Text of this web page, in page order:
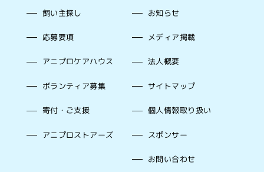
飼い主探し
応募要項
アニプロケアハウス
ボランティア募集
寄付・ご支援
アニプロストアーズ
お知らせ
メディア掲載
法人概要
サイトマップ
個人情報取り扱い
スポンサー
お問い合わせ